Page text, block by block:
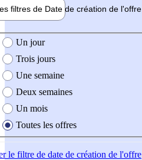
filtres de Date de création de l'offre
création de l'offre
Un jour
Trois jours
Une semaine
Deux semaines
Un mois
Toutes les offres
le filtre de date de création de l'offre